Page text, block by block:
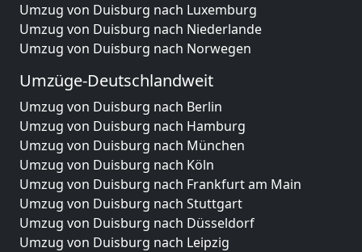
Umzug von Duisburg nach Luxemburg
Umzug von Duisburg nach Niederlande
Umzug von Duisburg nach Norwegen
Umzüge-Deutschlandweit
Umzug von Duisburg nach Berlin
Umzug von Duisburg nach Hamburg
Umzug von Duisburg nach München
Umzug von Duisburg nach Köln
Umzug von Duisburg nach Frankfurt am Main
Umzug von Duisburg nach Stuttgart
Umzug von Duisburg nach Düsseldorf
Umzug von Duisburg nach Leipzig